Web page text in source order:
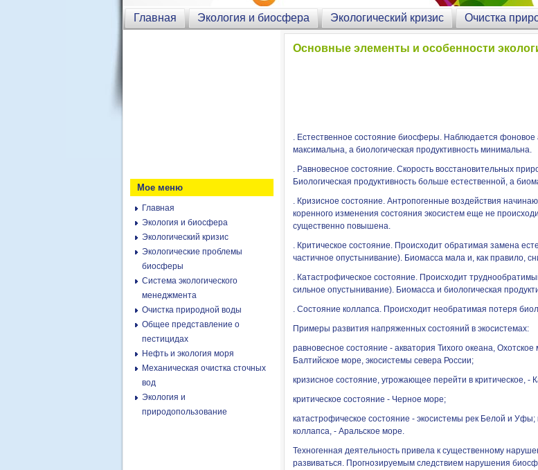
Главная Экология и биосфера Экологический кризис Очистка
Мое меню
Главная
Экология и биосфера
Экологический кризис
Экологические проблемы
биосферы
Система экологического
менеджмента
Очистка природной воды
Общее представление о
пестицидах
Нефть и экология моря
Механическая очистка сточных
вод
Экология и
природопользование
Основные элементы и особенности
. Естественное состояние биосферы. Наблюдается фоновое
максимальна, а биологическая продуктивность минимальна.
. Равновесное состояние. Скорость восстановительных
Биологическая продуктивность больше естественной, а
. Кризисное состояние. Антропогенные воздействия
коренного изменения состояния экосистем еще не
существенно повышена.
. Критическое состояние. Происходит обратимая замена
частичное опустынивание). Биомасса мала и, как правило,
. Катастрофическое состояние. Происходит
сильное опустынивание). Биомасса и биологическая
. Состояние коллапса. Происходит необратимая потеря
Примеры развития напряженных состояний в экосистемах:
равновесное состояние - акватория Тихого океана,
Балтийское море, экосистемы севера России;
кризисное состояние, угрожающее перейти в критическое, -
критическое состояние - Черное море;
катастрофическое состояние - экосистемы рек Белой и
коллапса, - Аральское море.
Техногенная деятельность привела к существенному
развиваться. Прогнозируемым следствием нарушения